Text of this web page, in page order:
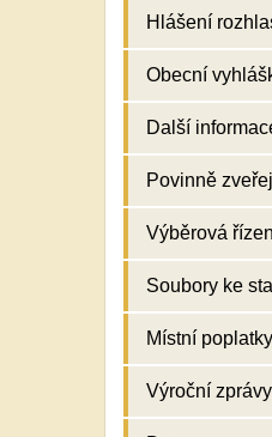
Hlášení
Obecní
Další
Povinně
Výběrová
Soubory ke
Místní poplatky
Výroční zprávy